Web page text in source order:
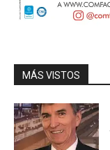
MÁS VISTOS